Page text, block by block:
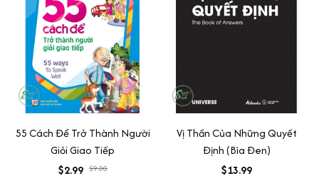
55 Cách Để Trở Thành Người
Giỏi Giao Tiếp
$2.99 $9.00
Vị Thần Của Những Quyết
Định (Bìa Đen)
$13.99